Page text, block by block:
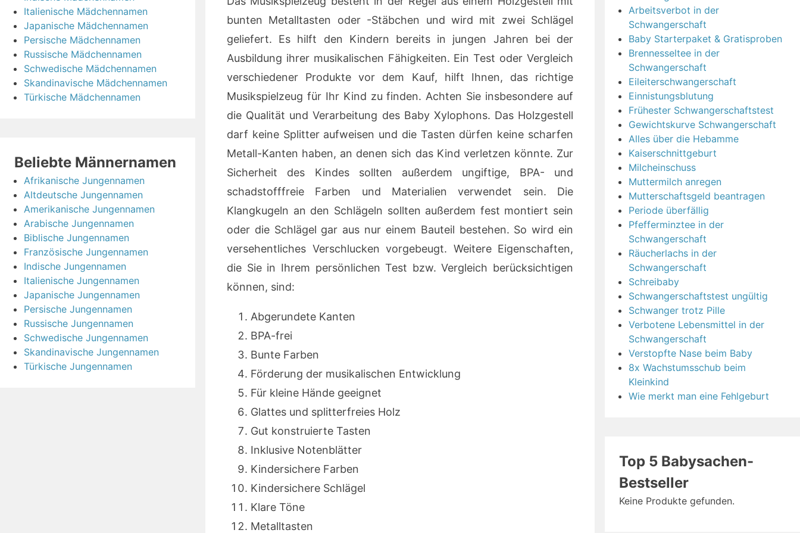
bunten Metalltasten oder -Stäbchen und wird mit zwei Schlägel
geliefert. Es hilft den Kindern bereits in jungen Jahren bei der
Ausbildung ihrer musikalischen Fähigkeiten. Ein Test oder Vergleich
verschiedener Produkte vor dem Kauf, hilft Ihnen, das richtige
Musikspielzeug für Ihr Kind zu finden. Achten Sie insbesondere auf
die Qualität und Verarbeitung des Baby Xylophons. Das Holzgestell
darf keine Splitter aufweisen und die Tasten dürfen keine scharfen
Metall-Kanten haben, an denen sich das Kind verletzen könnte. Zur
Sicherheit des Kindes sollten außerdem ungiftige, BPA- und
schadstofffreie Farben und Materialien verwendet sein. Die
Klangkugeln an den Schlägeln sollten außerdem fest montiert sein
oder die Schlägel gar aus nur einem Bauteil bestehen. So wird ein
versehentliches Verschlucken vorgebeugt. Weitere Eigenschaften,
die Sie in Ihrem persönlichen Test bzw. Vergleich berücksichtigen
können, sind:
Abgerundete Kanten
BPA-frei
Bunte Farben
Förderung der musikalischen Entwicklung
Für kleine Hände geeignet
Glattes und splitterfreies Holz
Gut konstruierte Tasten
Inklusive Notenblätter
Kindersichere Farben
Kindersichere Schlägel
Klare Töne
Metalltasten
Italienische Mädchennamen
Japanische Mädchennamen
Persische Mädchennamen
Russische Mädchennamen
Schwedische Mädchennamen
Skandinavische Mädchennamen
Türkische Mädchennamen
Beliebte Männernamen
Afrikanische Jungennamen
Altdeutsche Jungennamen
Amerikanische Jungennamen
Arabische Jungennamen
Biblische Jungennamen
Französische Jungennamen
Indische Jungennamen
Italienische Jungennamen
Japanische Jungennamen
Persische Jungennamen
Russische Jungennamen
Schwedische Jungennamen
Skandinavische Jungennamen
Türkische Jungennamen
Arbeitsverbot in der
Schwangerschaft
Baby Starterpaket & Gratisproben
Brennesseltee in der
Schwangerschaft
Eileiterschwangerschaft
Einnistungsblutung
Frühester Schwangerschaftstest
Gewichtskurve Schwangerschaft
Alles über die Hebamme
Kaiserschnittgeburt
Milcheinschuss
Muttermilch anregen
Mutterschaftsgeld beantragen
Periode überfällig
Pfefferminztee in der
Schwangerschaft
Räucherlachs in der
Schwangerschaft
Schreibaby
Schwangerschaftstest ungültig
Schwanger trotz Pille
Verbotene Lebensmittel in der
Schwangerschaft
Verstopfte Nase beim Baby
8x Wachstumsschub beim
Kleinkind
Wie merkt man eine Fehlgeburt
Top 5 Babysachen-
Bestseller
Keine Produkte gefunden.